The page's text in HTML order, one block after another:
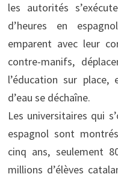
les autorités
d’heures en
emparent avec leur
contre-manifs,
l’éducation sur
d’eau se déchaîne.
Les universitaires qui
espagnol sont
cinq ans, seulement
millions d’élèves